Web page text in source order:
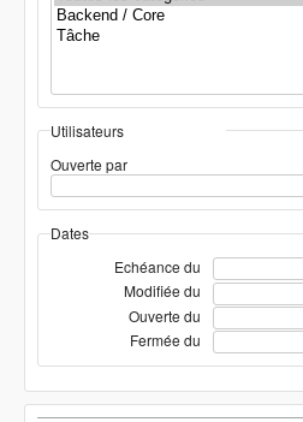
Utilisateurs
Ouverte par
Dates
Echéance du
Modifiée du
Ouverte du
Fermée du